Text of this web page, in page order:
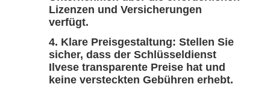
Lizenzen und Versicherungen
verfügt.
Klare Preisgestaltung: Stellen Sie
sicher, dass der Schlüsseldienst
Ilvese transparente Preise hat und
keine versteckten Gebühren erhebt.